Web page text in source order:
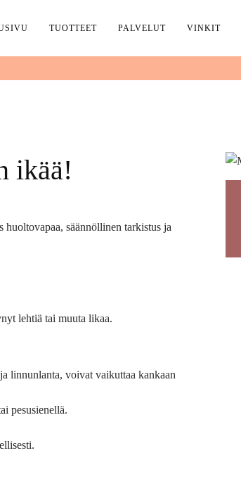
TUOTTEET PALVELUT VINKIT
ikää!
säännöllinen tarkistus ja
lehtiä tai muuta likaa.
linnunlanta, voivat vaikuttaa kankaan
pesusienellä.